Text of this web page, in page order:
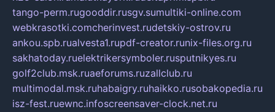
tango-perm.rugooddir.rusgv.sumultiki-online.com
webkrasotki.comcherinvest.rudetskiy-ostrov.ru
ankou.spb.rualvesta1.rupdf-creator.runix-files.org.ru
sakhatoday.ruelektrikersymboler.rusputnikyes.ru
golf2club.msk.ruaeforums.ruzallclub.ru
multimodal.msk.ruhabaigry.ruhaikko.rusobakopedia.ru
isz-fest.ruewnc.infoscreensaver-clock.net.ru